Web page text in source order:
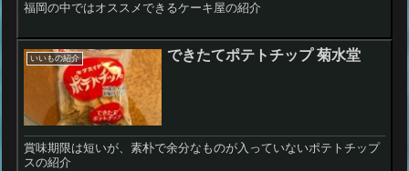
福岡の中ではオススメできるケーキ屋の紹介
いいもの紹介 できたてポテトチップ 菊水堂
賞味期限は短いが、素朴で余分なものが入っていないポテトチップ
スの紹介